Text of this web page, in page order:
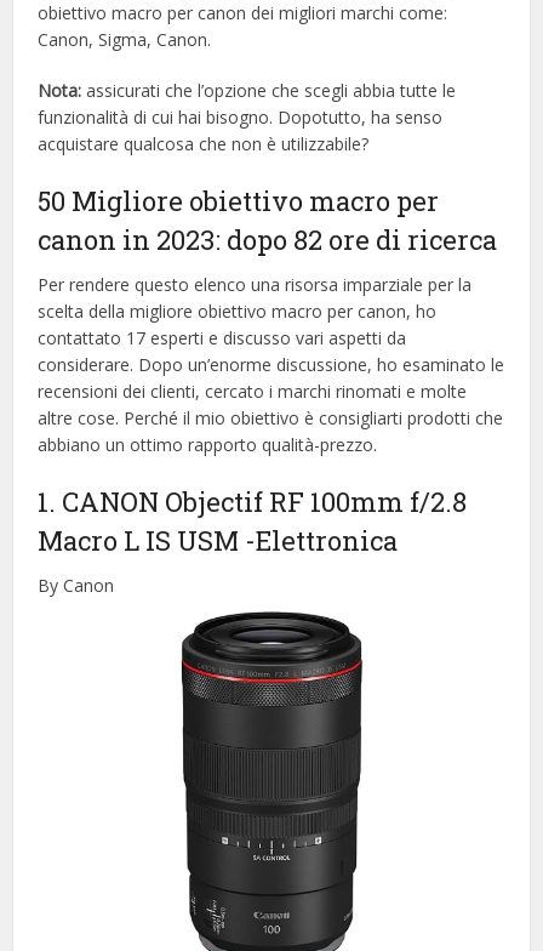
obiettivo macro per canon dei migliori marchi come:
Canon, Sigma, Canon.
Nota: assicurati che l’opzione che scegli abbia tutte le
funzionalità di cui hai bisogno. Dopotutto, ha senso
acquistare qualcosa che non è utilizzabile?
50 Migliore obiettivo macro per
canon in 2023: dopo 82 ore di ricerca
Per rendere questo elenco una risorsa imparziale per la
scelta della migliore obiettivo macro per canon, ​​ho
contattato 17 esperti e discusso vari aspetti da
considerare. Dopo un’enorme discussione, ho esaminato le
recensioni dei clienti, cercato i marchi rinomati e molte
altre cose. Perché il mio obiettivo è consigliarti prodotti che
abbiano un ottimo rapporto qualità-prezzo.
1. CANON Objectif RF 100mm f/2.8
Macro L IS USM -Elettronica
By Canon